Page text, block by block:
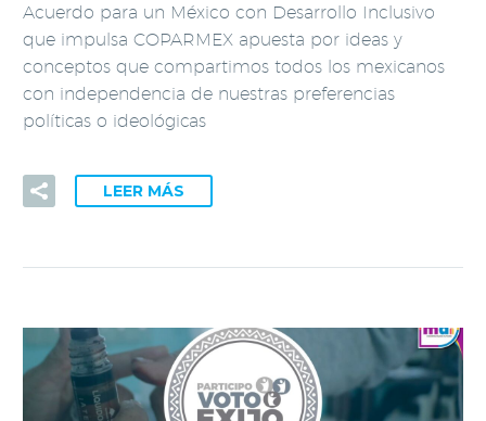
Acuerdo para un México con Desarrollo Inclusivo
que impulsa COPARMEX apuesta por ideas y
conceptos que compartimos todos los mexicanos
con independencia de nuestras preferencias
políticas o ideológicas
LEER MÁS